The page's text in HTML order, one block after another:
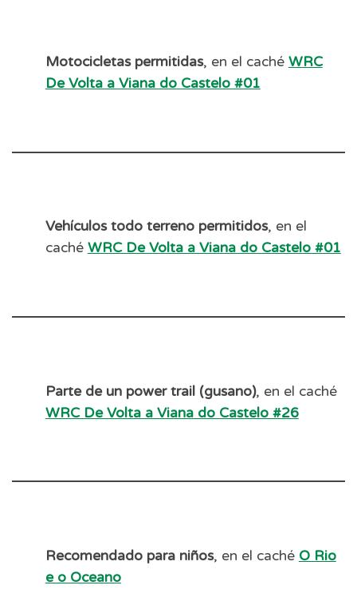
Motocicletas permitidas, en el caché WRC
De Volta a Viana do Castelo #01
Vehículos todo terreno permitidos, en el
caché WRC De Volta a Viana do Castelo #01
Parte de un power trail (gusano), en el caché
WRC De Volta a Viana do Castelo #26
Recomendado para niños, en el caché O Rio
e o Oceano